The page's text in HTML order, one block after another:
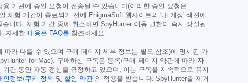
기관에 승인 요청이 전송될 수 있습니다(이러한 승인 요청은
험 기간이 종료되기 전에 EnigmaSoft 웹사이트의 '내 계정' 섹션에
니다. 체험 기간 중에 취소하면 SpyHunter 이용 권한이 즉시 상실됩
. 자세한 내용은 FAQ를 참조하세요.
라 다를 수 있으며 구매 페이지 세부 정보는 별도 참조)에 명시된 가
for Mac). 구매하신 구독은 등록/구매 페이지 약관에 따라 자
간 동안 자동 갱신을 규정하고 있으며, 이는 구독을 지속적으로 유지
인정보/쿠키 정책 및 할인 약관 의 적용을 받습니다. SpyHunter를 제거